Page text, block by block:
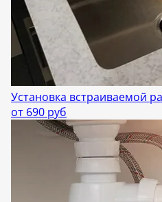
Установка встраиваемой
от 690 руб